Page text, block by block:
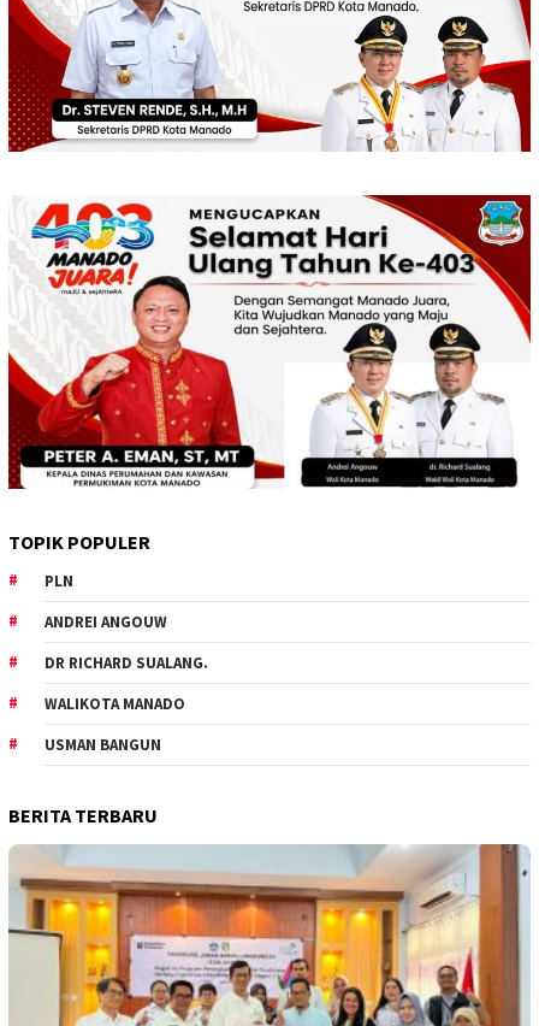
TOPIK POPULER
PLN
ANDREI ANGOUW
DR RICHARD SUALANG.
WALIKOTA MANADO
USMAN BANGUN
BERITA TERBARU